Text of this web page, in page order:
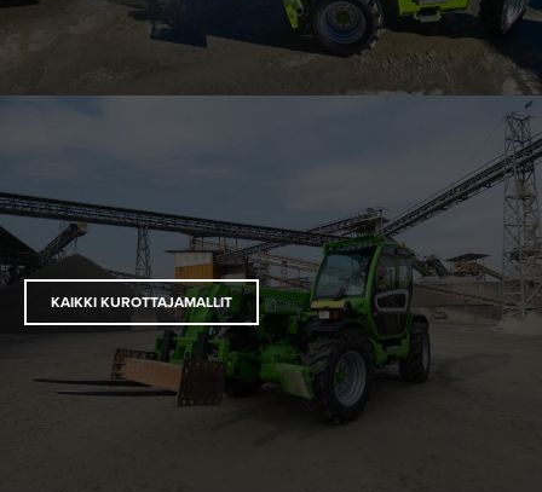
KAIKKI KUROTTAJAMALLIT